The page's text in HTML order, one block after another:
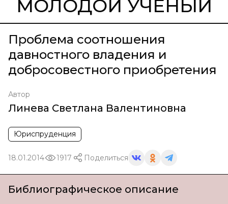
МОЛОДОЙ УЧЁНЫЙ
Проблема соотношения
давностного владения и
добросовестного приобретения
Автор
Линева Светлана Валентиновна
Юриспруденция
18.01.2014 1917 Поделиться
Библиографическое описание